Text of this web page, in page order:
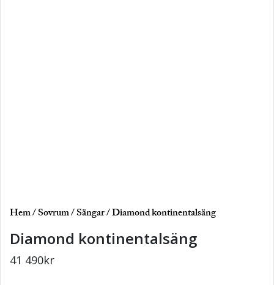
Hem/ Sovrum/ Sängar/ Diamond kontinentalsäng
Diamond kontinentalsäng
41 490kr